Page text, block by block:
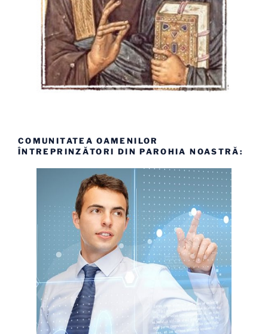
COMUNITATEA OAMENILOR
ÎNTREPRINZĂTORI DIN PAROHIA NOASTRĂ: